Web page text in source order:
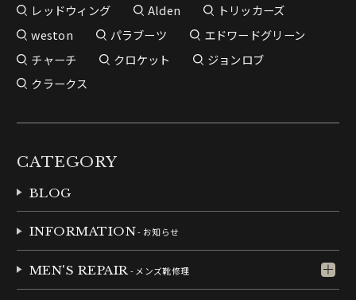
レッドウィング Alden
トリッカーズ
weston
パラブーツ
エドワードグリーン
チャーチ
クロケット
ジョンロブ
クラークス
CATEGORY
BLOG
INFORMATION- お知らせ
MEN'S REPAIR- メンズ靴修理